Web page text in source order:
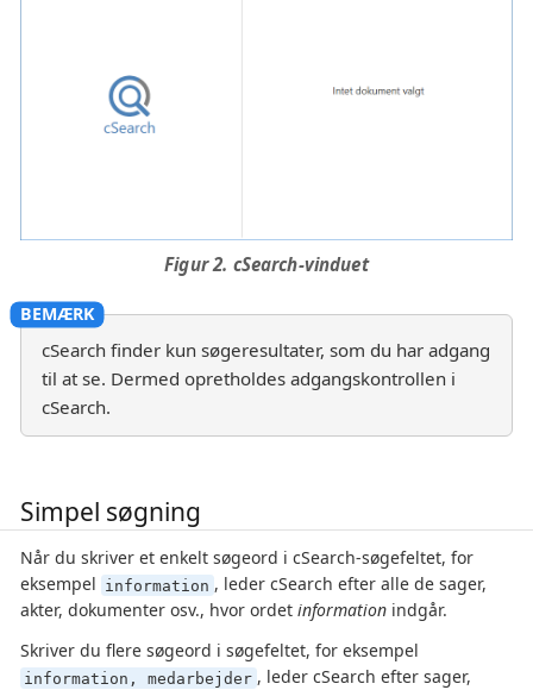
Figur 2. cSearch-vinduet
cSearch finder kun søgeresultater, som du har adgang
til at se. Dermed opretholdes adgangskontrollen i
cSearch.
Simpel søgning
Når du skriver et enkelt søgeord i cSearch-søgefeltet, for
eksempel information , leder cSearch efter alle de sager,
akter, dokumenter osv., hvor ordet information indgår.
Skriver du flere søgeord i søgefeltet, for eksempel
information, medarbejder , leder cSearch efter sager,